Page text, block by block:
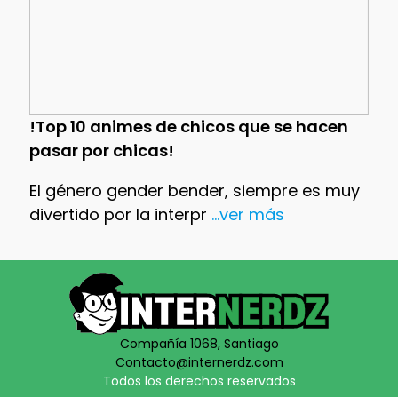
!Top 10 animes de chicos que se hacen
pasar por chicas!
El género gender bender, siempre es muy
divertido por la interpr ...ver más
Compañía 1068, Santiago
Contacto@internerdz.com
Todos los derechos reservados